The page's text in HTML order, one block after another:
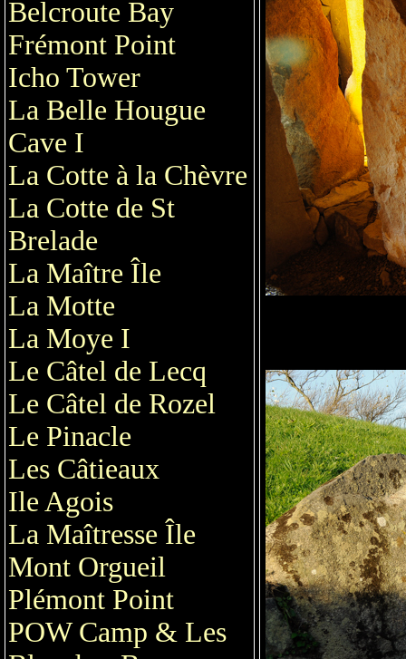
Belcroute Bay
Frémont Point
Icho Tower
La Belle Hougue
Cave I
La Cotte à la Chèvre
La Cotte de St
Brelade
La Maître Île
La Motte
La Moye I
Le Câtel de Lecq
Le Câtel de Rozel
Le Pinacle
Les Câtieaux
Ile Agois
La Maîtresse Île
Mont Orgueil
Plémont Point
POW Camp & Les